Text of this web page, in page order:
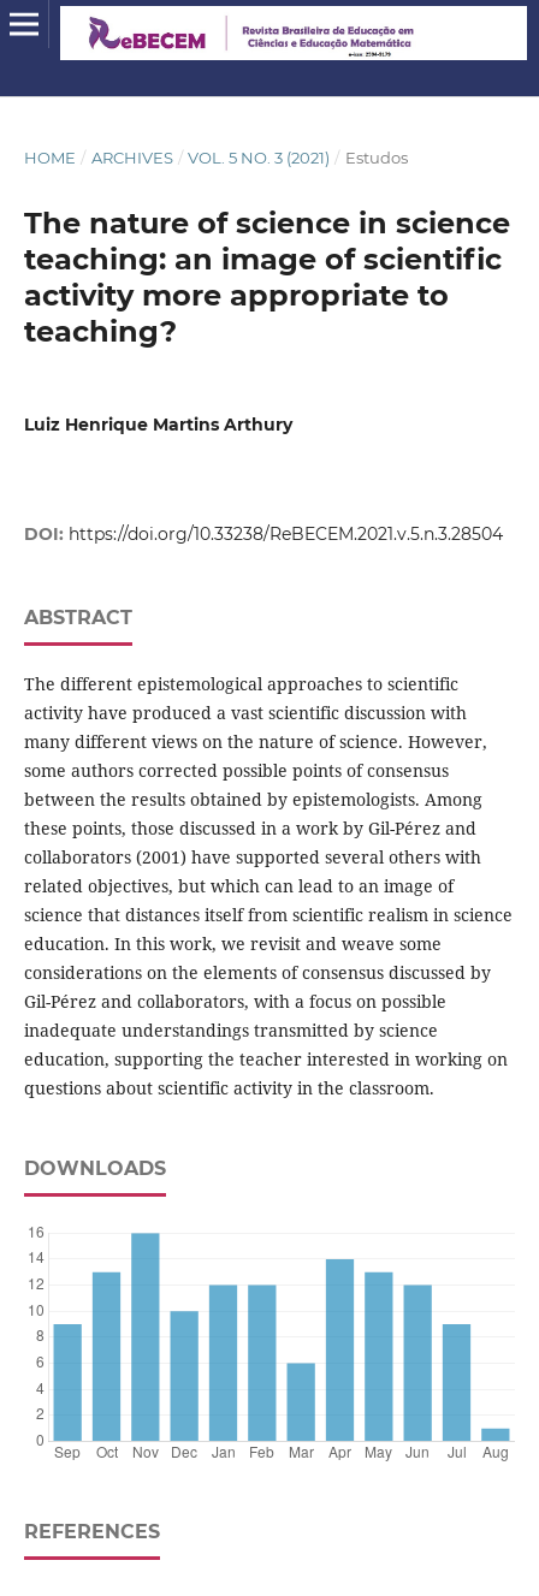
HOME / ARCHIVES / VOL. 5 NO. 3 (2021) / Estudos
The nature of science in science
teaching: an image of scientific
activity more appropriate to
teaching?
Luiz Henrique Martins Arthury
DOI: https://doi.org/10.33238/ReBECEM.2021.v.5.n.3.28504
ABSTRACT
The different epistemological approaches to scientific
activity have produced a vast scientific discussion with
many different views on the nature of science. However,
some authors corrected possible points of consensus
between the results obtained by epistemologists. Among
these points, those discussed in a work by Gil-Pérez and
collaborators (2001) have supported several others with
related objectives, but which can lead to an image of
science that distances itself from scientific realism in science
education. In this work, we revisit and weave some
considerations on the elements of consensus discussed by
Gil-Pérez and collaborators, with a focus on possible
inadequate understandings transmitted by science
education, supporting the teacher interested in working on
questions about scientific activity in the classroom.
DOWNLOADS
REFERENCES